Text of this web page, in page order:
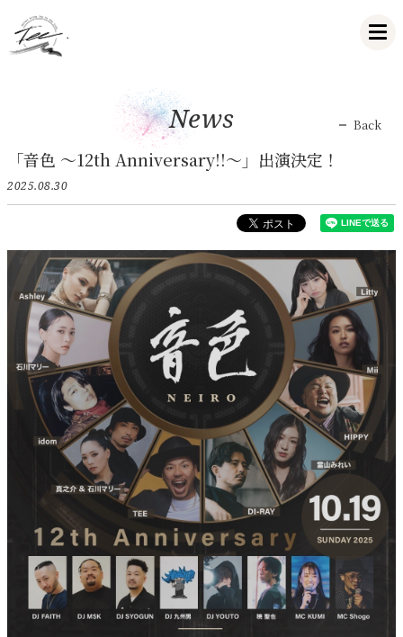
News Back
「音色 〜12th Anniversary!!〜」出演決定！
2025.08.30